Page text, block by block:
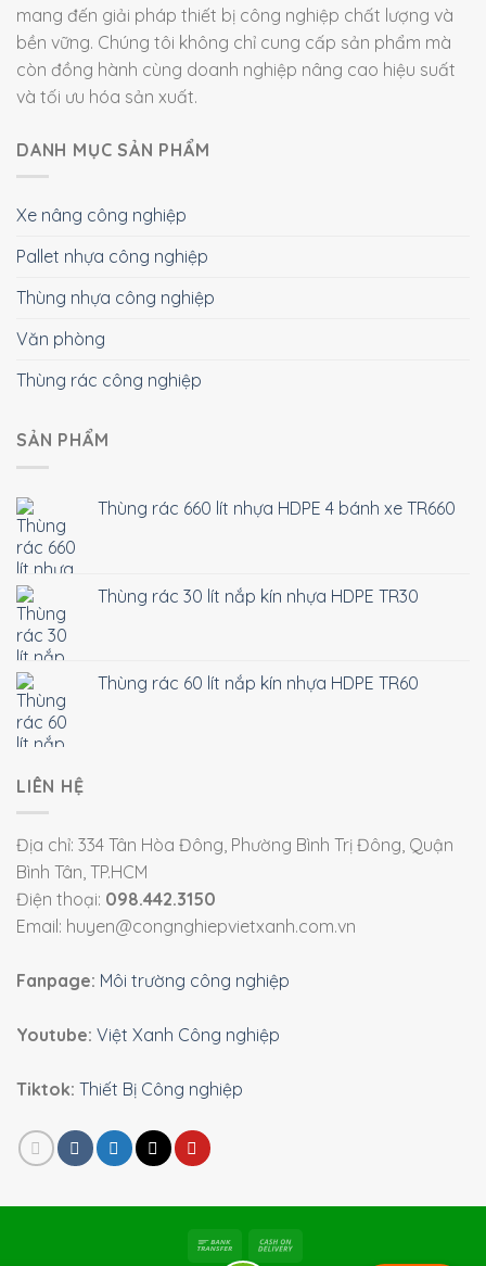
mang đến giải pháp thiết bị công nghiệp chất lượng và
bền vững. Chúng tôi không chỉ cung cấp sản phẩm mà
còn đồng hành cùng doanh nghiệp nâng cao hiệu suất
và tối ưu hóa sản xuất.
DANH MỤC SẢN PHẨM
Xe nâng công nghiệp
Pallet nhựa công nghiệp
Thùng nhựa công nghiệp
Văn phòng
Thùng rác công nghiệp
SẢN PHẨM
Thùng rác 660 lít nhựa HDPE 4 bánh xe TR660
Thùng rác 30 lít nắp kín nhựa HDPE TR30
Thùng rác 60 lít nắp kín nhựa HDPE TR60
LIÊN HỆ
Địa chỉ: 334 Tân Hòa Đông, Phường Bình Trị Đông, Quận
Bình Tân, TP.HCM
Điện thoại: 098.442.3150
Email: huyen@congnghiepvietxanh.com.vn
Fanpage: Môi trường công nghiệp
Youtube: Việt Xanh Công nghiệp
Tiktok: Thiết Bị Công nghiệp